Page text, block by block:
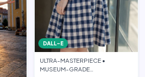
DALL-E
ULTRA-MASTERPIECE •
MUSEUM-GRADE